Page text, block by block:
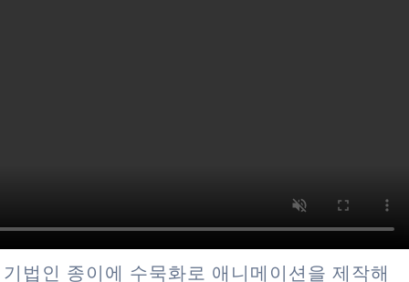
법인 종이에 수묵화로 애니메이션을 제작해